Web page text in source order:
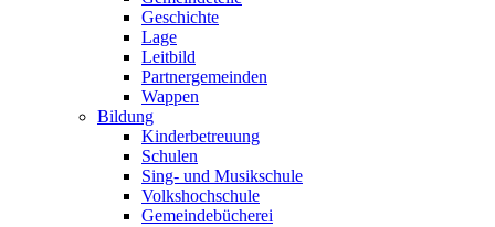
Geschichte
Lage
Leitbild
Partnergemeinden
Wappen
Bildung
Kinderbetreuung
Schulen
Sing- und Musikschule
Volkshochschule
Gemeindebücherei